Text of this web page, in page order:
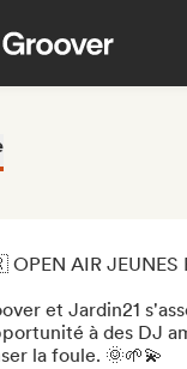
AIR JEUNES
et Jardin21
à des DJ
la foule. 🌞🌱💫